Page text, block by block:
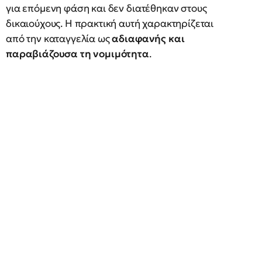
για επόμενη φάση και δεν διατέθηκαν στους
δικαιούχους. Η πρακτική αυτή χαρακτηρίζεται
από την καταγγελία ωςαδιαφανής και
παραβιάζουσα τη νομιμότητα.